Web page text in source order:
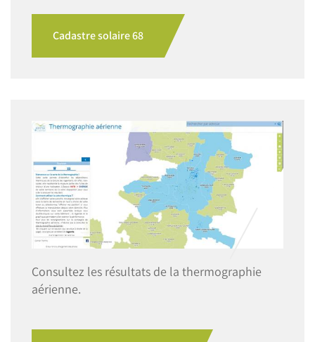
Cadastre solaire 68
Image
Consultez les résultats de la thermographie
aérienne.